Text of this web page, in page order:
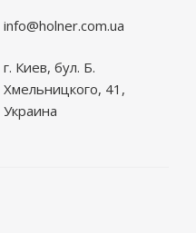
info@holner.com.ua
г. Киев, бул. Б.
Хмельницкого, 41,
Украина